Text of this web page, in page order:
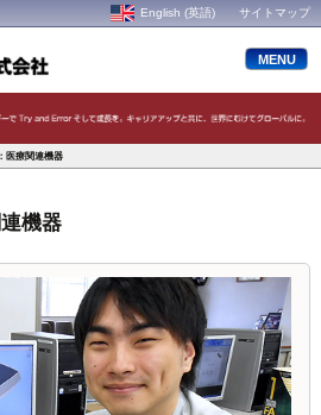
English (英語) サイトマップ
MENU
医療関連機器
機器